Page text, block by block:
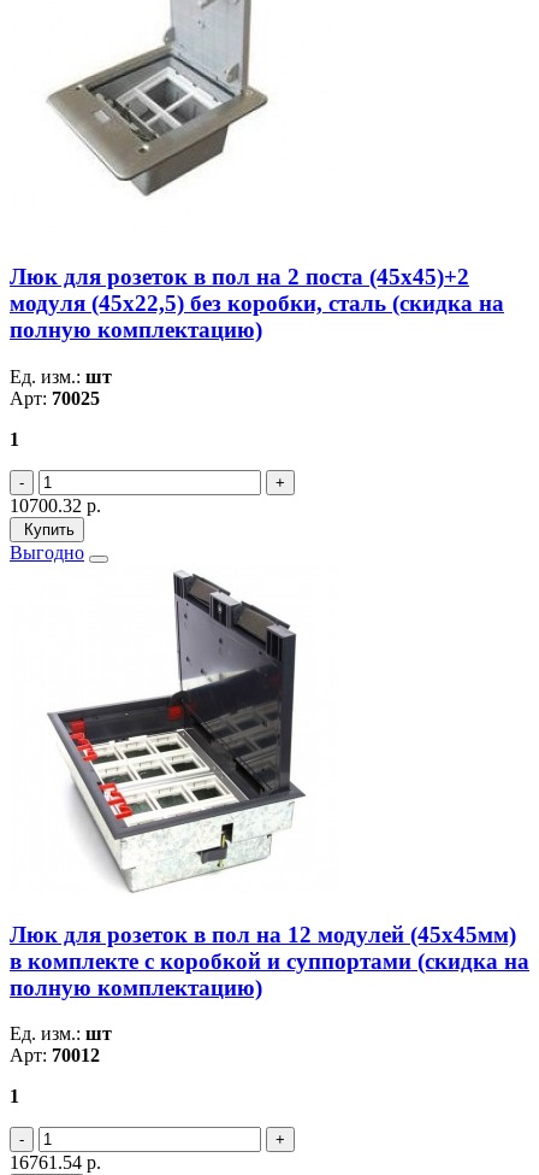
Люк для розеток в пол на 2 поста (45х45)+2
модуля (45х22,5) без коробки, сталь (скидка на
полную комплектацию)
Ед. изм.: шт
Арт: 70025
1
10700.32 р.
Купить
Выгодно
Люк для розеток в пол на 12 модулей (45х45мм)
в комплекте с коробкой и суппортами (скидка на
полную комплектацию)
Ед. изм.: шт
Арт: 70012
1
16761.54 р.